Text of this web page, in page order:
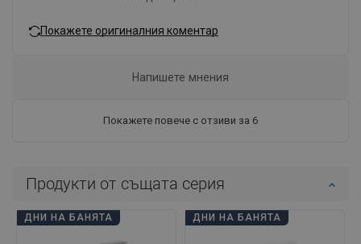
Покажете оригиналния коментар
Покажете повече с отзиви за 6
Напишете мнения
Продукти от същата серия
ДНИ НА БАНЯТА ДНИ НА БАНЯТА